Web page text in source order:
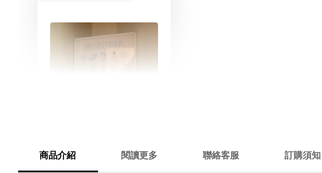
商品介紹 閱讀更多 聯絡客服 訂購須知